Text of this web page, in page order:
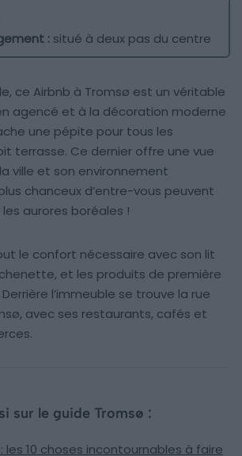
: situé à deux pas du centre
ce Airbnb à Tromsø est un véritable
agencé et à la décoration moderne
une pépite pour tous les
terrasse. Ce dernier offre une vue
ville et son environnement
chanceux d’entre-vous peuvent
aurores boréales !
le confort nécessaire avec son lit
et les produits de première
l’immeuble se trouve la rue
avec ses restaurants, cafés et
sur le guide Tromsø :
les 10 choses incontournables à faire